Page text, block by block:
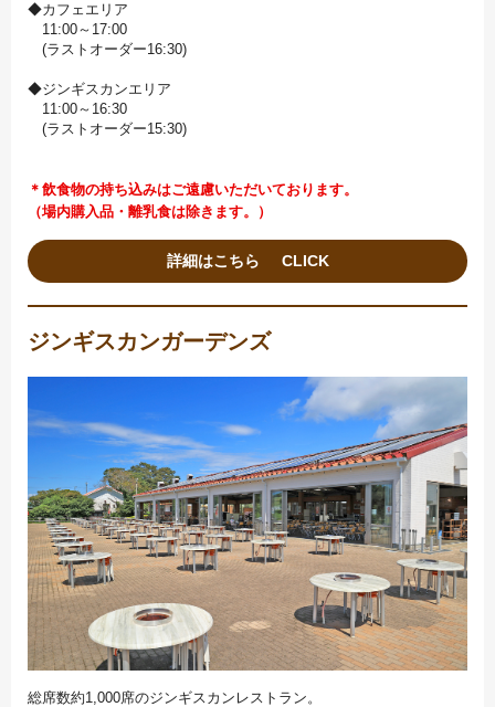
◆カフェエリア
11:00～17:00
(ラストオーダー16:30)
◆ジンギスカンエリア
11:00～16:30
(ラストオーダー15:30)
＊飲食物の持ち込みはご遠慮いただいております。
（場内購入品・離乳食は除きます。）
詳細はこちら
ジンギスカンガーデンズ
総席数約1,000席のジンギスカンレストラン。